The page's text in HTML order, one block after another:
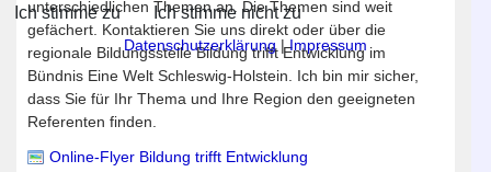
unterschiedlichen Themen an. Die Themen sind weit
gefächert. Kontaktieren Sie uns direkt oder über die
regionale Bildungsstelle Bildung trifft Entwicklung im
Bündnis Eine Welt Schleswig-Holstein. Ich bin mir sicher,
dass Sie für Ihr Thema und Ihre Region den geeigneten
Referenten finden.
Online-Flyer Bildung trifft Entwicklung
Ich stimme zu Ich stimme nicht zu
Datenschutzerklärung|Impressum